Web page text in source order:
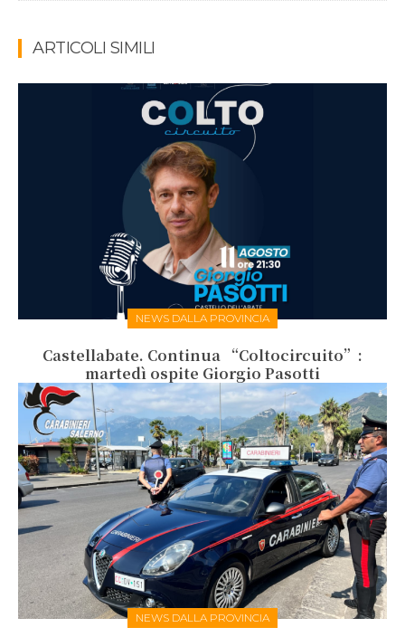
ARTICOLI SIMILI
NEWS DALLA PROVINCIA
Castellabate. Continua “Coltocircuito”:
martedì ospite Giorgio Pasotti
NEWS DALLA PROVINCIA